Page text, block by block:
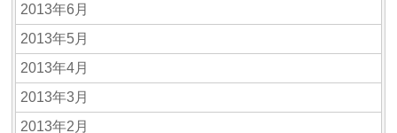
2013年6月
2013年5月
2013年4月
2013年3月
2013年2月